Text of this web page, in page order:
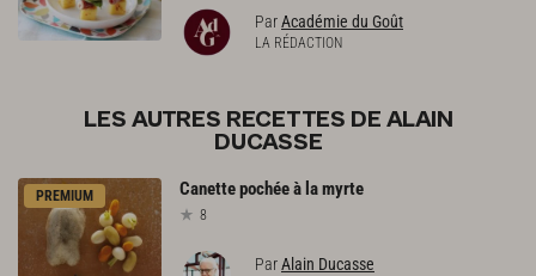
ParAcadémie du Goût
LA RÉDACTION
LES AUTRES RECETTES DE ALAIN
DUCASSE
PREMIUM Canettepochéeà lamyrte
8
ParAlain Ducasse